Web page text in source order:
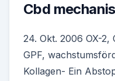
Cbd
24. Okt. 2006 OX-2,
GPF,
Kollagen- Ein